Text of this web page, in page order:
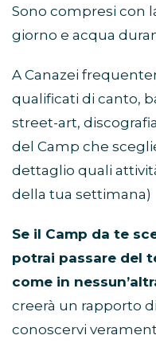
Sono compresi con
giorno e acqua
A Canazei
qualificati di canto,
street-art,
del Camp che
dettaglio quali
della tua settimana)
Se il Camp da te
potrai passare del
come in
creerà un rapporto
conoscervi